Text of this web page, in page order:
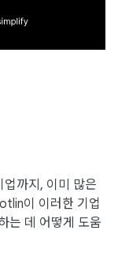
까지, 이미 많은
이 이러한 기업
는 데 어떻게 도움